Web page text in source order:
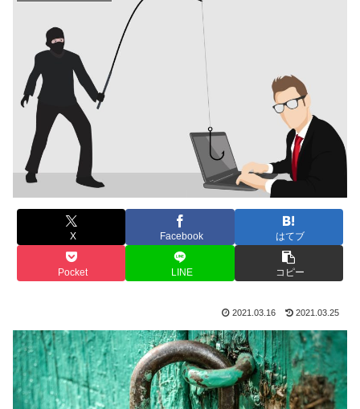
X Facebook はてブ
Pocket LINE コピー
2021.03.16 2021.03.25